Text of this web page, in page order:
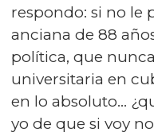
respondo: si no le
anciana de 88
política, que
universitaria en
en lo absoluto…
yo de que si voy